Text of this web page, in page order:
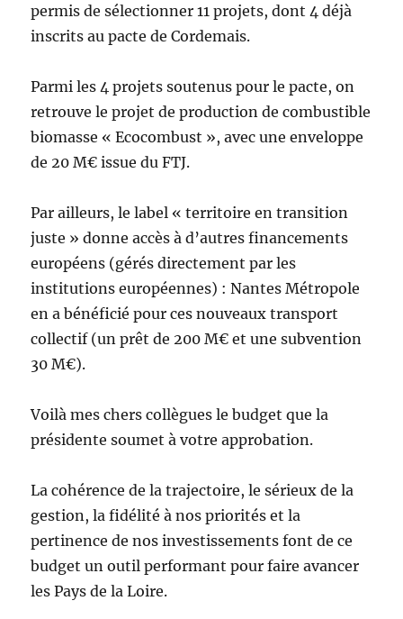
permis de sélectionner 11 projets, dont 4 déjà
inscrits au pacte de Cordemais.
Parmi les 4 projets soutenus pour le pacte, on
retrouve le projet de production de combustible
biomasse « Ecocombust », avec une enveloppe
de 20 M€ issue du FTJ.
Par ailleurs, le label « territoire en transition
juste » donne accès à d’autres financements
européens (gérés directement par les
institutions européennes) : Nantes Métropole
en a bénéficié pour ces nouveaux transport
collectif (un prêt de 200 M€ et une subvention
30 M€).
Voilà mes chers collègues le budget que la
présidente soumet à votre approbation.
La cohérence de la trajectoire, le sérieux de la
gestion, la fidélité à nos priorités et la
pertinence de nos investissements font de ce
budget un outil performant pour faire avancer
les Pays de la Loire.